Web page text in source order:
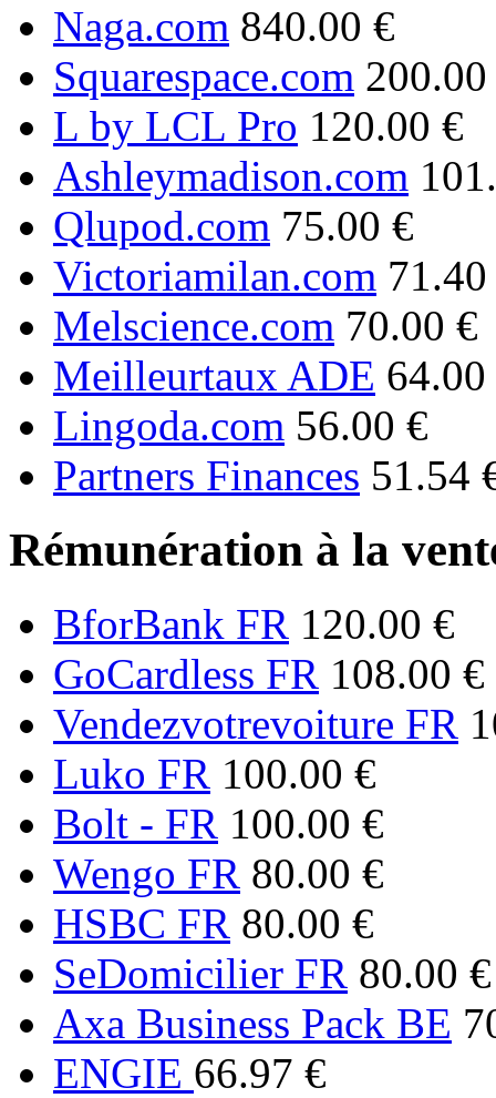
Naga.com 840.00 €
Squarespace.com
L by LCL Pro 120.00 €
Ashleymadison.com
Qlupod.com 75.00 €
Victoriamilan.com
Melscience.com 70.00 €
Meilleurtaux ADE 64.00
Lingoda.com 56.00 €
Partners Finances 51.54
Rémunération à la
BforBank FR 120.00 €
GoCardless FR 108.00 €
Vendezvotrevoiture FR
Luko FR 100.00 €
Bolt - FR 100.00 €
Wengo FR 80.00 €
HSBC FR 80.00 €
SeDomicilier FR 80.00 €
Axa Business Pack BE
ENGIE 66.97 €